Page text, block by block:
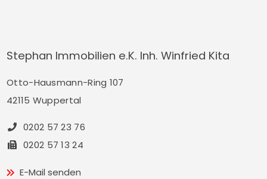
Stephan Immobilien e.K. Inh. Winfried Kita
Otto-Hausmann-Ring 107
42115 Wuppertal
0202 57 23 76
0202 57 13 24
E-Mail senden